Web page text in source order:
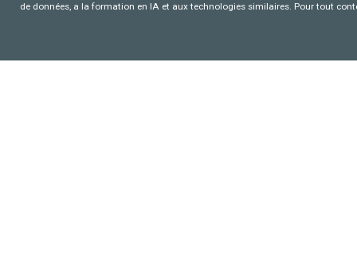
de données, a la formation en IA et aux technologies similaires. Pour tout